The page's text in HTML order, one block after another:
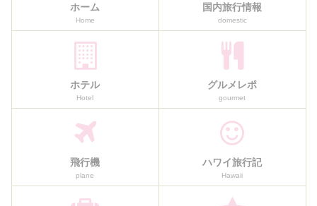
ホーム
Home
国内旅行情報
domestic
ホテル
Hotel
グルメレポ
gourmet
飛行機
plane
ハワイ旅行記
Hawaii